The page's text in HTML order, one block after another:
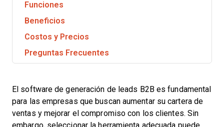
Funciones
Beneficios
Costos y Precios
Preguntas Frecuentes
El software de generación de leads B2B es fundamental
para las empresas que buscan aumentar su cartera de
ventas y mejorar el compromiso con los clientes. Sin
embargo, seleccionar la herramienta adecuada puede